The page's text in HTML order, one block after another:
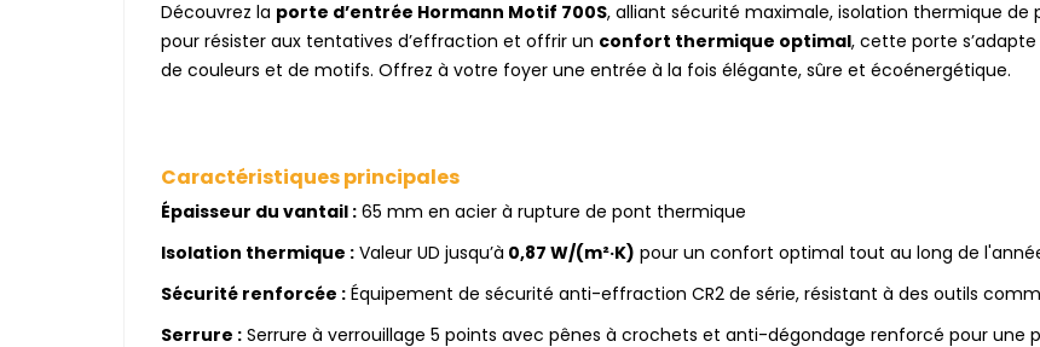
Découvrez la porte d’entrée Hormann Motif 700S, alliant sécurité maximale, isolation thermique
pour résister aux tentatives d’effraction et offrir un confort thermique optimal, cette porte
de couleurs et de motifs. Offrez à votre foyer une entrée à la fois élégante, sûre et écoénergétique.
Caractéristiques principales
Épaisseur du vantail : 65 mm en acier à rupture de pont thermique
Isolation thermique : Valeur UD jusqu’à 0,87 W/(m²·K) pour un confort optimal tout au long de
Sécurité renforcée : Équipement de sécurité anti-effraction CR2 de série, résistant à des outils
Serrure : Serrure à verrouillage 5 points avec pênes à crochets et anti-dégondage renforcé pour une